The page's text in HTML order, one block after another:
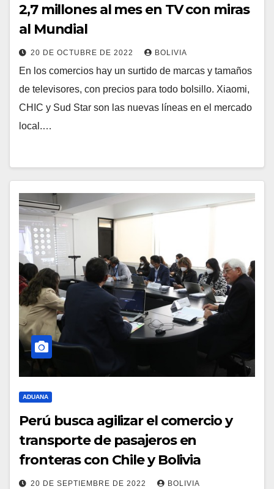
2,7 millones al mes en TV con miras
al Mundial
20 DE OCTUBRE DE 2022 BOLIVIA
En los comercios hay un surtido de marcas y tamaños
de televisores, con precios para todo bolsillo. Xiaomi,
CHIC y Sud Star son las nuevas líneas en el mercado
local.…
ADUANA
Perú busca agilizar el comercio y
transporte de pasajeros en
fronteras con Chile y Bolivia
20 DE SEPTIEMBRE DE 2022 BOLIVIA